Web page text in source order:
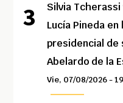
Silvia Tcherassi
Lucía Pineda en
presidencial de
Abelardo de la
Vie, 07/08/2026 -